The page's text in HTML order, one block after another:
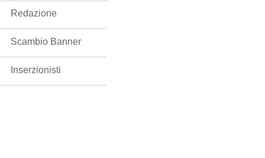
Redazione
Scambio Banner
Inserzionisti